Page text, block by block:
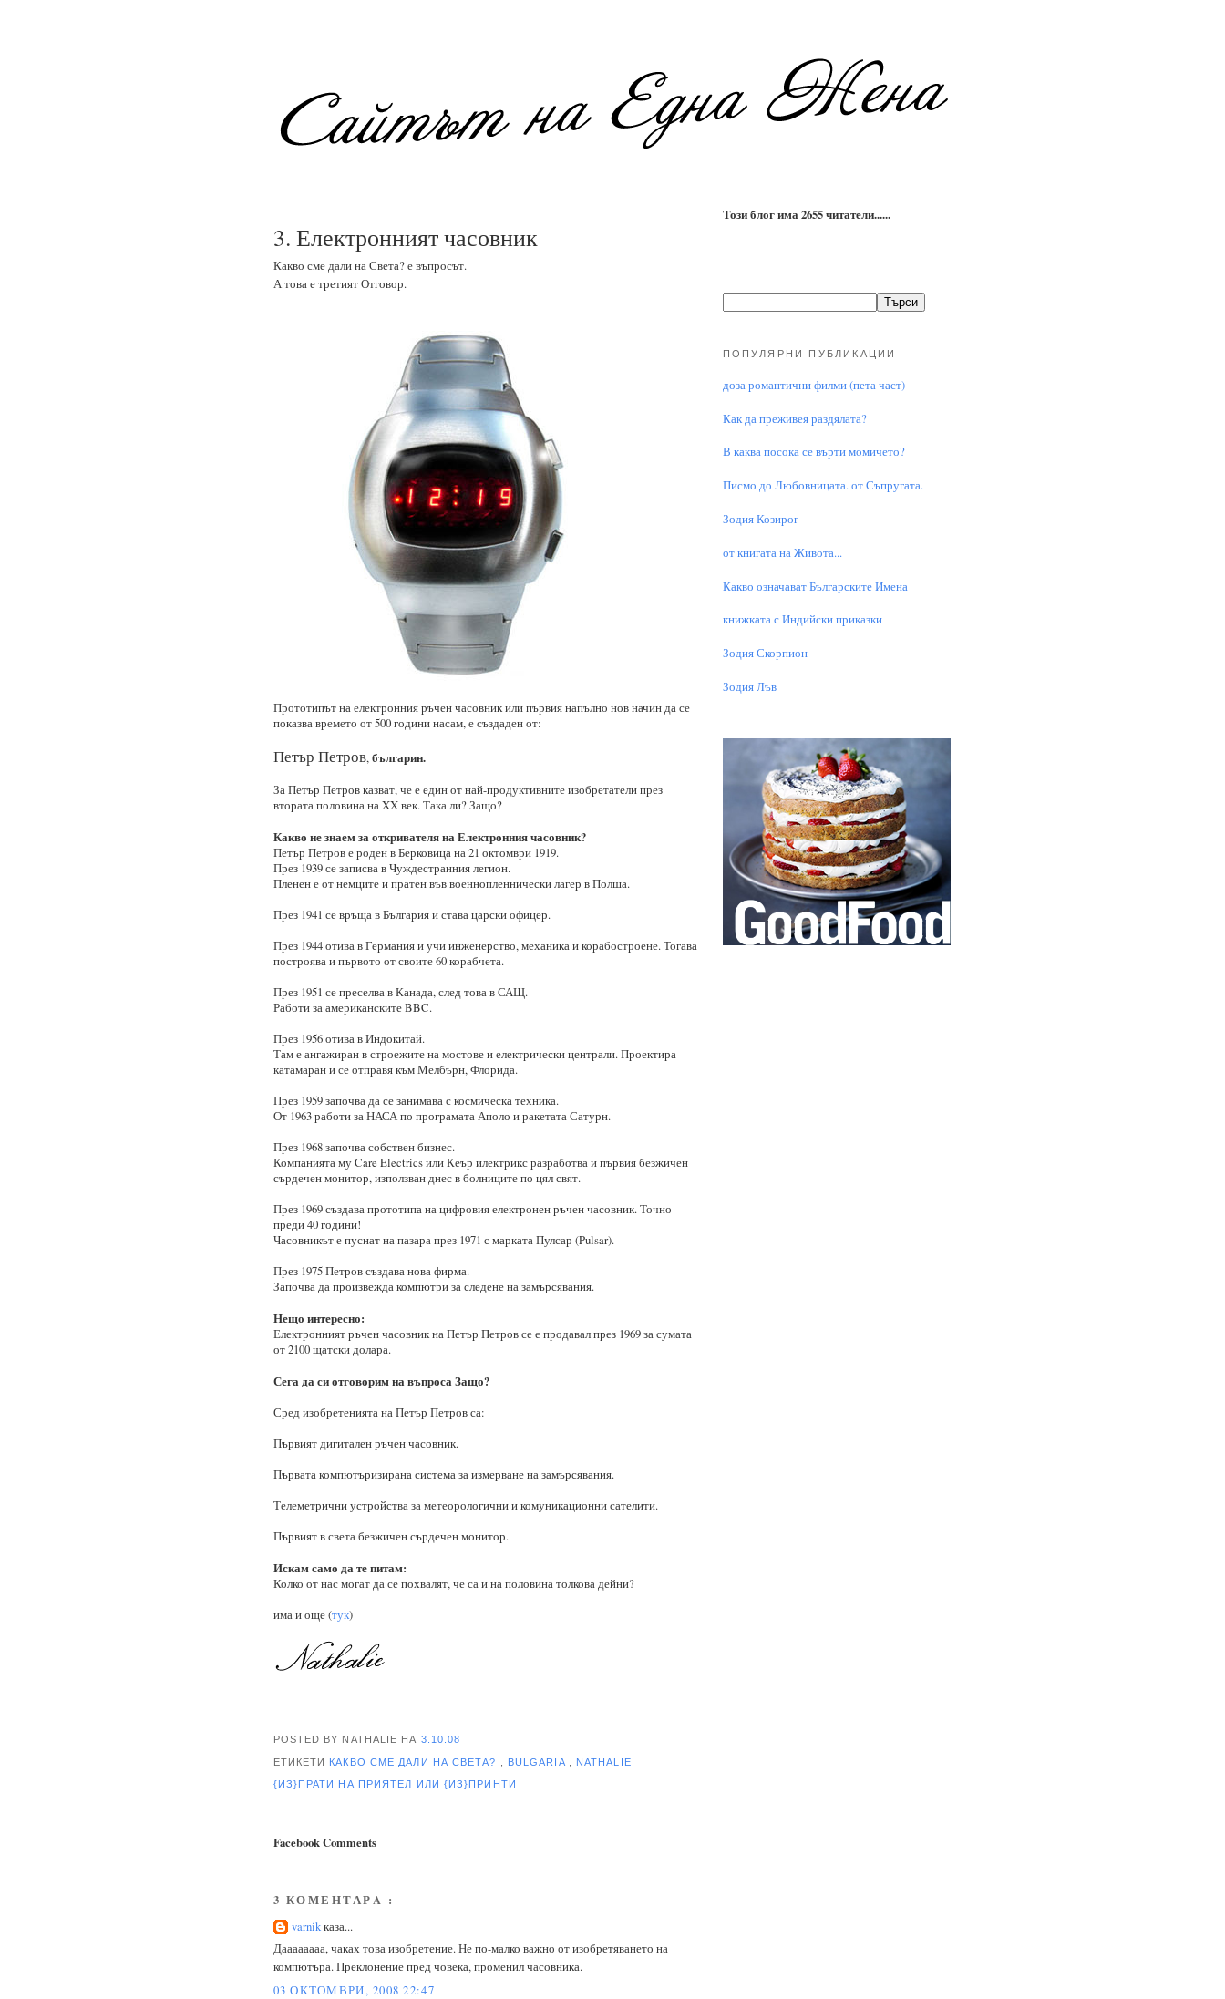
3. Електронният часовник
Какво сме дали на Света? е въпросът.
А това е третият Отговор.
Прототипът на електронния ръчен часовник или първия напълно нов начин да се
показва времето от 500 години насам, е създаден от:
Петър Петров,българин.
За Петър Петров казват, че е един от най-продуктивните изобретатели през
втората половина на XX век. Така ли? Защо?
Какво не знаем за откривателя на Електронния часовник?
Петър Петров е роден в Берковица на 21 октомври 1919.
През 1939 се записва в Чуждестранния легион.
Пленен е от немците и пратен във военнопленнически лагер в Полша.
През 1941 се връща в България и става царски офицер.
През 1944 отива в Германия и учи инженерство, механика и корабостроене. Тогава
построява и първото от своите 60 корабчета.
През 1951 се преселва в Канада, след това в САЩ.
Работи за американските BBC.
През 1956 отива в Индокитай.
Там е ангажиран в строежите на мостове и електрически централи. Проектира
катамаран и се отправя към Мелбърн, Флорида.
През 1959 започва да се занимава с космическа техника.
От 1963 работи за НАСА по програмата Аполо и ракетата Сатурн.
През 1968 започва собствен бизнес.
Компанията му Care Electrics или Кеър илектрикс разработва и първия безжичен
сърдечен монитор, използван днес в болниците по цял свят.
През 1969 създава прототипа на цифровия електронен ръчен часовник. Точно
преди 40 години!
Часовникът е пуснат на пазара през 1971 с марката Пулсар (Pulsar).
През 1975 Петров създава нова фирма.
Започва да произвежда компютри за следене на замърсявания.
Нещо интересно:
Електронният ръчен часовник на Петър Петров се е продавал през 1969 за сумата
от 2100 щатски долара.
Сега да си отговорим на въпроса Защо?
Сред изобретенията на Петър Петров са:
Първият дигитален ръчен часовник.
Първата компютъризирана система за измерване на замърсявания.
Телеметрични устройства за метеорологични и комуникационни сателити.
Първият в света безжичен сърдечен монитор.
Искам само да те питам:
Колко от нас могат да се похвалят, че са и на половина толкова дейни?
има и още (тук)
POSTED BY NATHALIE НА 3.10.08
ЕТИКЕТИ КАКВО СМЕ ДАЛИ НА СВЕТА? BULGARIA NATHALIE
{ИЗ}ПРАТИ НА ПРИЯТЕЛ ИЛИ {ИЗ}ПРИНТИ
Facebook Comments
3 КОМЕНТАРA :
varnikказа...
Даааааааа, чаках това изобретение. Не по-малко важно от изобретяването на
компютъра. Преклонение пред човека, променил часовника.
03 ОКТОМВРИ, 2008 22:47
Този блог има 2655 читатели......
ПОПУЛЯРНИ ПУБЛИКАЦИИ
доза романтични филми (пета част)
Как да преживея раздялата?
В каква посока се върти момичето?
Писмо до Любовницата. от Съпругата.
Зодия Козирог
от книгата на Живота...
Какво означават Българските Имена
книжката с Индийски приказки
Зодия Скорпион
Зодия Лъв